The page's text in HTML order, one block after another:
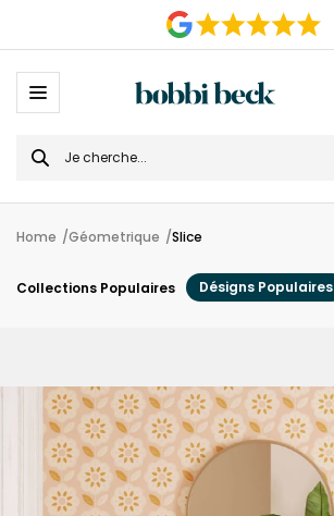
Search
for
Home Géometrique Slice
Collections Populaires Désigns Populaires